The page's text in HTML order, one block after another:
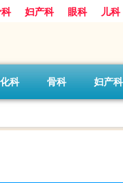
妇产科 眼科 儿科
科 骨科 妇产科